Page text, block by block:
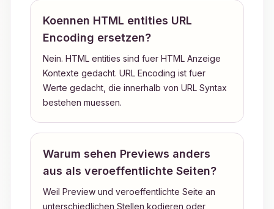
Koennen HTML entities URL
Encoding ersetzen?
Nein. HTML entities sind fuer HTML Anzeige
Kontexte gedacht. URL Encoding ist fuer
Werte gedacht, die innerhalb von URL Syntax
bestehen muessen.
Warum sehen Previews anders
aus als veroeffentlichte Seiten?
Weil Preview und veroeffentlichte Seite an
unterschiedlichen Stellen kodieren oder